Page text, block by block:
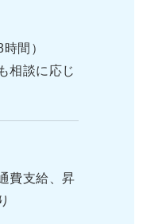
間）
相談に応じ
費支給、昇